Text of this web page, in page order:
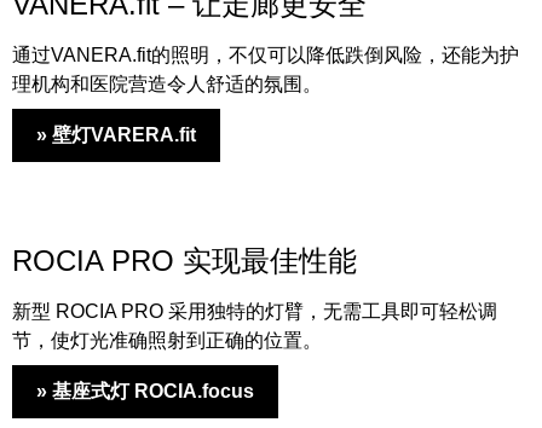
通过VANERA.fit的照明，不仅可以降低跌倒风险，还能为护
理机构和医院营造令人舒适的氛围。
» 壁灯VARERA.fit
ROCIA PRO 实现最佳性能
新型 ROCIA PRO 采用独特的灯臂，无需工具即可轻松调
节，使灯光准确照射到正确的位置。
» 基座式灯 ROCIA.focus